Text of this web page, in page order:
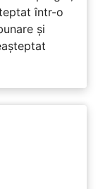
într-o
și